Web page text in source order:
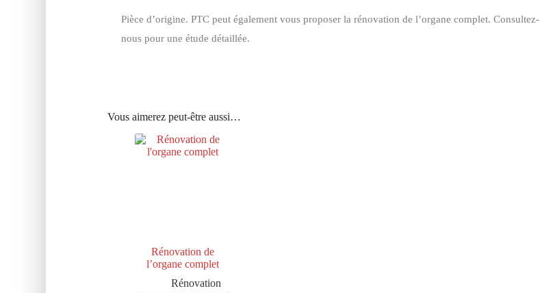
Pièce d’origine. PTC peut également vous proposer la rénovation de l’organe complet. Consultez-
nous pour une étude détaillée.
Vous aimerez peut-être aussi…
Rénovation de
l’organe complet
Rénovation